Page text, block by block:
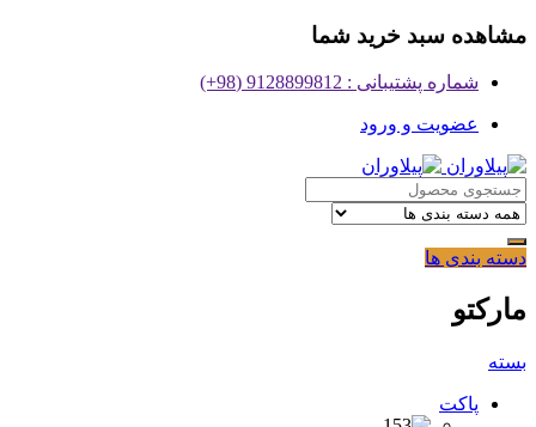
مشاهده سبد خرید شما
شماره پشتیبانی : 9128899812 (98+)
عضویت و ورود
دسته بندی ها
مارکتو
بسته
پاکت